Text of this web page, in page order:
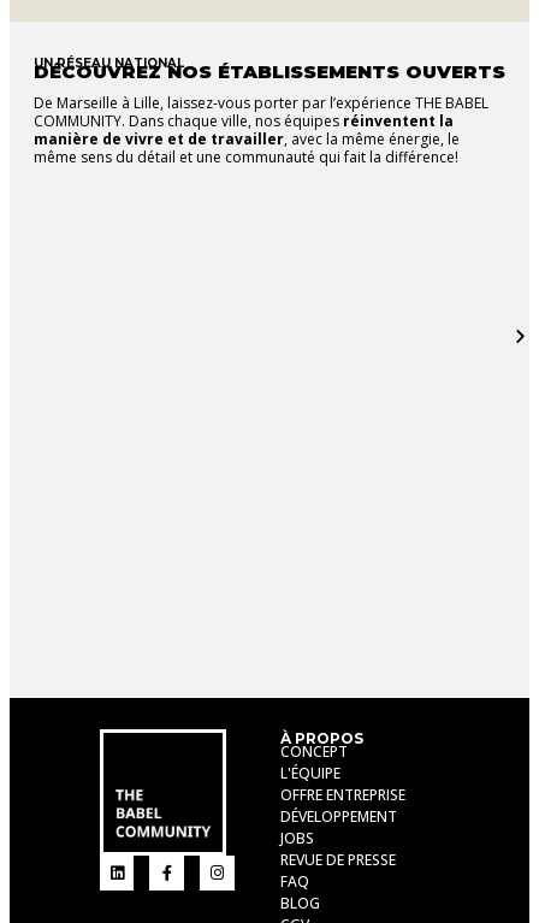
UN RÉSEAU NATIONAL
DÉCOUVREZ NOS ÉTABLISSEMENTS OUVERTS
De Marseille à Lille, laissez-vous porter par l’expérience THE BABEL
COMMUNITY. Dans chaque ville, nos équipes réinventent la
manière de vivre et de travailler, avec la même énergie, le
même sens du détail et une communauté qui fait la différence!
À PROPOS
CONCEPT
L'ÉQUIPE
OFFRE ENTREPRISE
DÉVELOPPEMENT
JOBS
REVUE DE PRESSE
FAQ
BLOG